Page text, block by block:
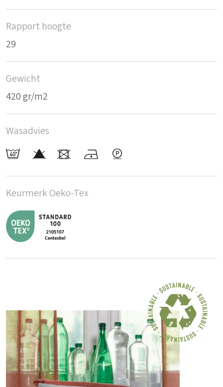
Rapport hoogte
29
Gewicht
420 gr/m2
Wasadvies
Keurmerk Oeko-Tex